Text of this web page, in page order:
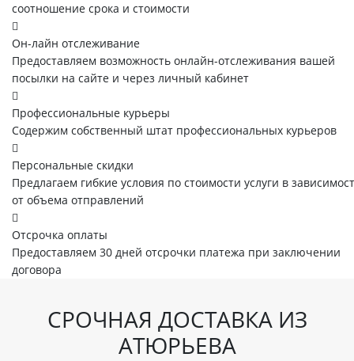
соотношение срока и стоимости
Он-лайн отслеживание
Предоставляем возможность онлайн-отслеживания вашей
посылки на сайте и через личный кабинет
Профессиональные курьеры
Содержим собственный штат профессиональных курьеров
Персональные скидки
Предлагаем гибкие условия по стоимости услуги в
от объема отправлений
Отсрочка оплаты
Предоставляем 30 дней отсрочки платежа при заключении
договора
СРОЧНАЯ ДОСТАВКА ИЗ
АТЮРЬЕВА